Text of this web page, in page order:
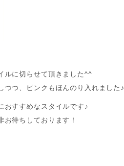
ルに切らせて頂きました^^
つつ、ピンクもほんのり入れました♪
おすすめなスタイルです♪
待ちしております！